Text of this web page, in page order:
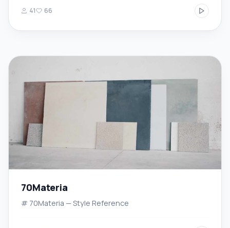
41 66
70Materia
# 70Materia — Style Reference